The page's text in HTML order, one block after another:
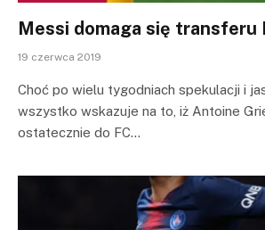
Messi domaga się transferu
19 czerwca 2019
Choć po wielu tygodniach spekulacji i
wszystko wskazuje na to, iż Antoine
ostatecznie do FC…